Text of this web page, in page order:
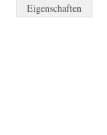
Eigenschaften